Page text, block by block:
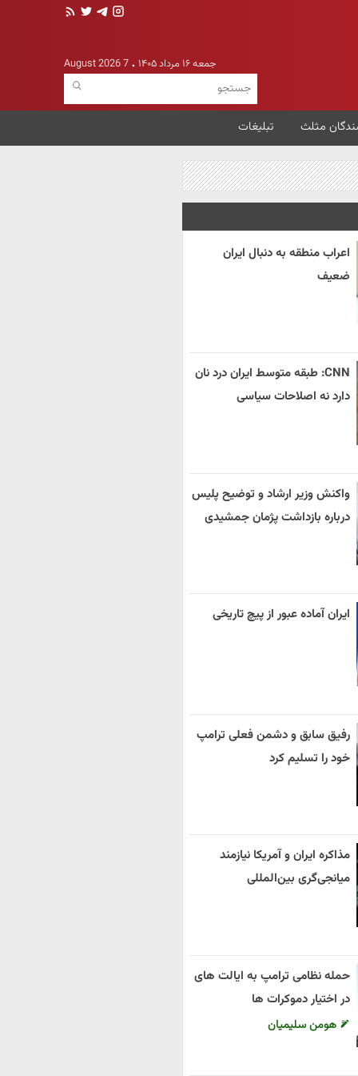
جمعه ۱۶ مرداد ۱۴۰۵ 7 August 2026
مثلث تبلیغات
اعراب منطقه به دنبال ایران
ضعیف
CNN: طبقه متوسط ایران درد نان
دارد نه اصلاحات سیاسی
واکنش وزیر ارشاد و توضیح پلیس
درباره بازداشت پژمان جمشیدی
ایران آماده عبور از پیچ تاریخی
رفیق سابق و دشمن فعلی ترامپ
خود را تسلیم کرد
مذاکره ایران و آمریکا نیازمند
میانجی‌گری بین‌المللی
حمله نظامی ترامپ به ایالت های
در اختیار دموکرات ها
هومن سلیمیان